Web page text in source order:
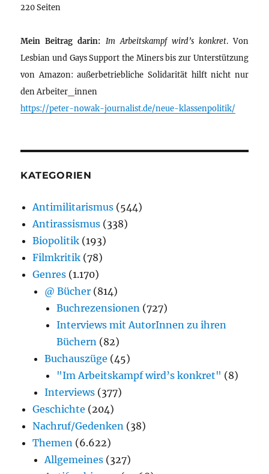
220 Seiten
Mein Beitrag darin: Im Arbeitskampf wird’s konkret. Von
Lesbian und Gays Support the Miners bis zur Unterstützung
von Amazon: außerbetriebliche Solidarität hilft nicht nur
den Arbeiter_innen
https://peter-nowak-journalist.de/neue-klassenpolitik/
KATEGORIEN
Antimilitarismus (544)
Antirassismus (338)
Biopolitik (193)
Filmkritik (78)
Genres (1.170)
@ Bücher (814)
Buchrezensionen (727)
Interviews mit AutorInnen zu ihren
Büchern (82)
Buchauszüge (45)
"Im Arbeitskampf wird’s konkret" (8)
Interviews (377)
Geschichte (204)
Nachruf/Gedenken (38)
Themen (6.622)
Allgemeines (327)